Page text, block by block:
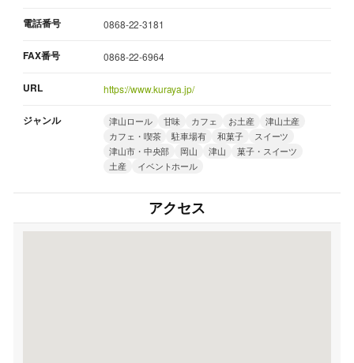
電話番号 0868-22-3181
FAX番号 0868-22-6964
URL https://www.kuraya.jp/
ジャンル 津山ロール 甘味 カフェ お土産
津山土産
カフェ・喫茶
駐車場有 和菓子
スイーツ
津山市・中央部
岡山 津山
菓子・スイーツ
土産
イベントホール
アクセス